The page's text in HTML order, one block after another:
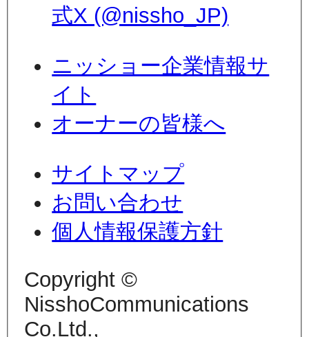
式X (@nissho_JP)
ニッショー企業情報サ
イト
オーナーの皆様へ
サイトマップ
お問い合わせ
個人情報保護方針
Copyright ©
NisshoCommunications
Co.Ltd.,